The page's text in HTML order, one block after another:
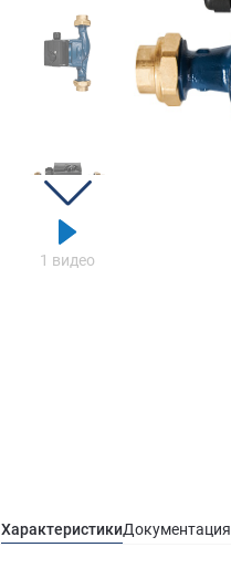
1 видео
ХарактеристикиДокументация